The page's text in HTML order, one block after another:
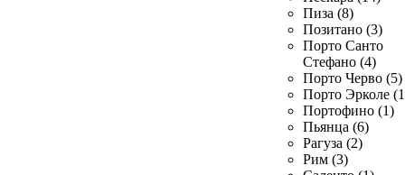
Пиза (8)
Позитано (3)
Порто Санто
Стефано (4)
Порто Черво (5)
Порто Эрколе
Портофино (1)
Пьянца (6)
Рагуза (2)
Рим (3)